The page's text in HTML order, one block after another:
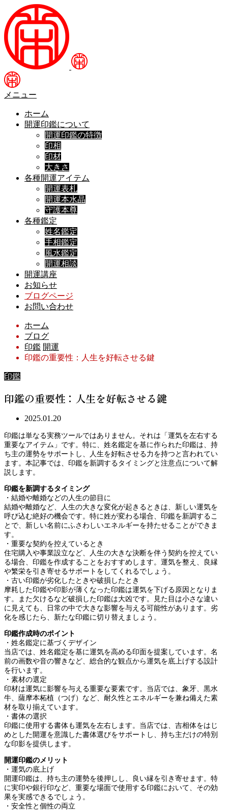
メニュー
ホーム
開運印鑑について
開運印鑑の特徴
印相
印材
大きさ
各種開運アイテム
開運表札
開運本水晶
守護本尊
各種鑑定
姓名鑑定
手相鑑定
風水鑑定
開運相談
開運講座
お知らせ
ブログページ
お問い合わせ
ホーム
ブログ
印鑑 開運
印鑑の重要性：人生を好転させる鍵
印鑑
印鑑の重要性：人生を好転させる鍵
2025.01.20
印鑑は単なる実務ツールではありません。それは「運気を左右する
重要なアイテム」です。特に、姓名鑑定を基に作られた印鑑は、持
ち主の運勢をサポートし、人生を好転させる力を持つと言われてい
ます。本記事では、印鑑を新調するタイミングと注意点について解
説します。
印鑑を新調するタイミング
・結婚や離婚などの人生の節目に
結婚や離婚など、人生の大きな変化が起きるときは、新しい運気を
呼び込む絶好の機会です。特に姓が変わる場合、印鑑を新調するこ
とで、新しい名前にふさわしいエネルギーを持たせることができま
す。
・重要な契約を控えているとき
住宅購入や事業設立など、人生の大きな決断を伴う契約を控えてい
る場合、印鑑を作成することをおすすめします。運気を整え、良縁
や繁栄を引き寄せるサポートをしてくれるでしょう。
・古い印鑑が劣化したときや破損したとき
摩耗した印鑑や印影が薄くなった印鑑は運気を下げる原因となりま
す。また欠けるなど破損した印鑑は大凶です。見た目は小さな違い
に見えても、日常の中で大きな影響を与える可能性があります。劣
化を感じたら、新たな印鑑に切り替えましょう。
印鑑作成時のポイント
・姓名鑑定に基づくデザイン
当店では、姓名鑑定を基に運気を高める印面を提案しています。名
前の画数や音の響きなど、総合的な観点から運気を底上げする設計
を行います。
・素材の選定
印材は運気に影響を与える重要な要素です。当店では、象牙、黒水
牛、薩摩本柘植（つげ）など、耐久性とエネルギーを兼ね備えた素
材を取り揃えています。
・書体の選択
印鑑に使用する書体も運気を左右します。当店では、吉相体をはじ
めとした開運を意識した書体選びをサポートし、持ち主だけの特別
な印影を提供します。
開運印鑑のメリット
・運気の底上げ
開運印鑑は、持ち主の運勢を後押しし、良い縁を引き寄せます。特
に実印や銀行印など、重要な場面で使用する印鑑において、その効
果を実感できるでしょう。
・安全性と個性の両立